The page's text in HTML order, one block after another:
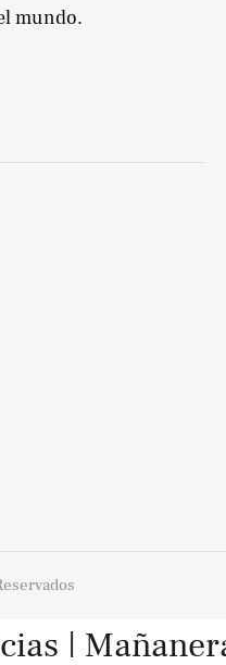
mundo.
|